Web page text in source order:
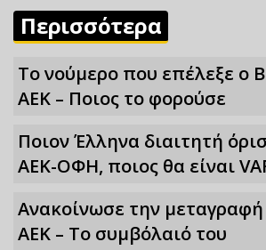
Περισσότερα
Το νούμερο που επέλεξε ο
ΑΕΚ – Ποιος το φορούσε
Ποιον Έλληνα διαιτητή
ΑΕΚ-ΟΦΗ, ποιος θα είναι
Ανακοίνωσε την μεταγραφή
ΑΕΚ – Το συμβόλαιό του